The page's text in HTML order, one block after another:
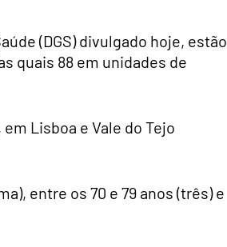
(DGS) divulgado hoje, estão
quais 88 em unidades de
Lisboa e Vale do Tejo
entre os 70 e 79 anos (três) e